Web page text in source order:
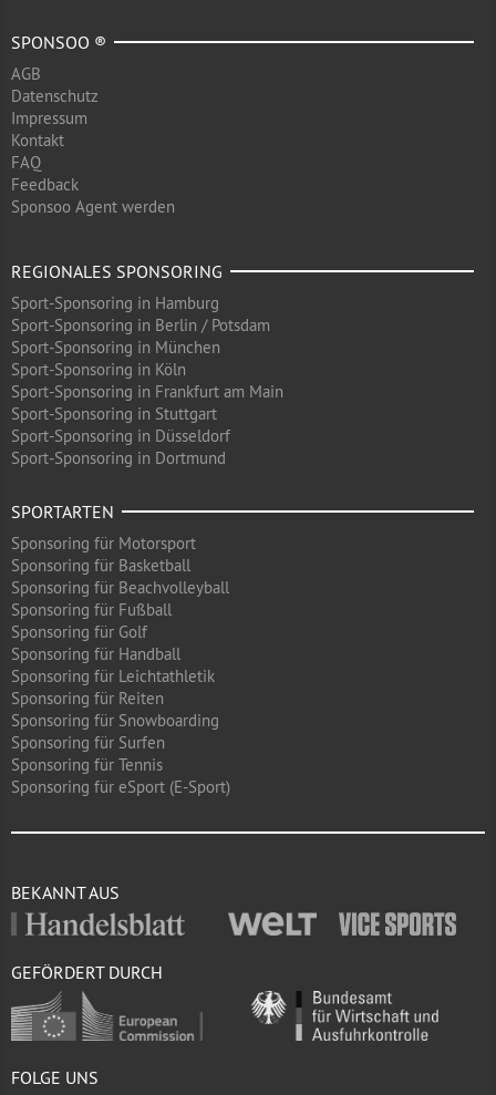
SPONSOO ®
AGB
Datenschutz
Impressum
Kontakt
FAQ
Feedback
Sponsoo Agent werden
REGIONALES SPONSORING
Sport-Sponsoring in Hamburg
Sport-Sponsoring in Berlin / Potsdam
Sport-Sponsoring in München
Sport-Sponsoring in Köln
Sport-Sponsoring in Frankfurt am Main
Sport-Sponsoring in Stuttgart
Sport-Sponsoring in Düsseldorf
Sport-Sponsoring in Dortmund
SPORTARTEN
Sponsoring für Motorsport
Sponsoring für Basketball
Sponsoring für Beachvolleyball
Sponsoring für Fußball
Sponsoring für Golf
Sponsoring für Handball
Sponsoring für Leichtathletik
Sponsoring für Reiten
Sponsoring für Snowboarding
Sponsoring für Surfen
Sponsoring für Tennis
Sponsoring für eSport (E-Sport)
BEKANNT AUS
GEFÖRDERT DURCH
FOLGE UNS